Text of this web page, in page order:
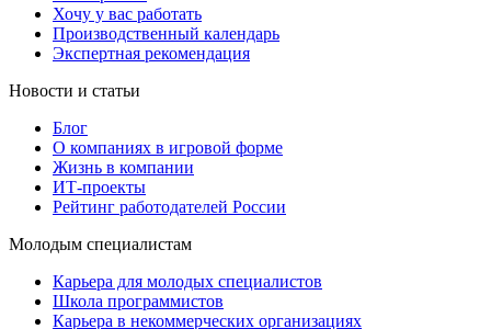
Хочу у вас работать
Производственный календарь
Экспертная рекомендация
Новости и статьи
Блог
О компаниях в игровой форме
Жизнь в компании
ИТ-проекты
Рейтинг работодателей России
Молодым специалистам
Карьера для молодых специалистов
Школа программистов
Карьера в некоммерческих организациях